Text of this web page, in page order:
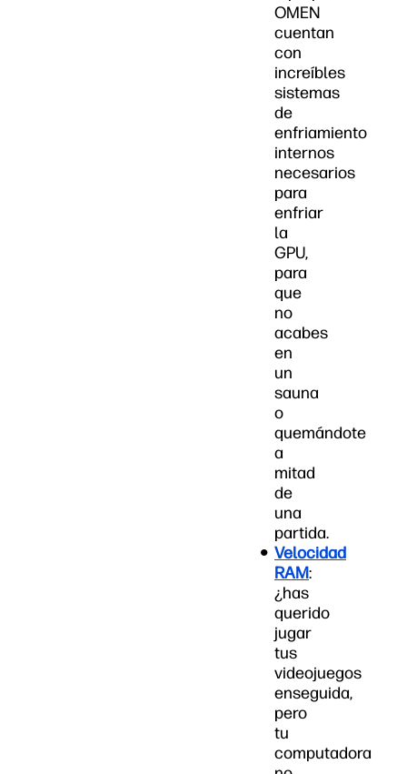
OMEN
cuentan
con
increíbles
sistemas
de
enfriamiento
internos
necesarios
para
enfriar
la
GPU,
para
que
no
acabes
en
un
sauna
o
quemándote
a
mitad
de
una
partida.
Velocidad
RAM:
¿has
querido
jugar
tus
videojuegos
enseguida,
pero
tu
computadora